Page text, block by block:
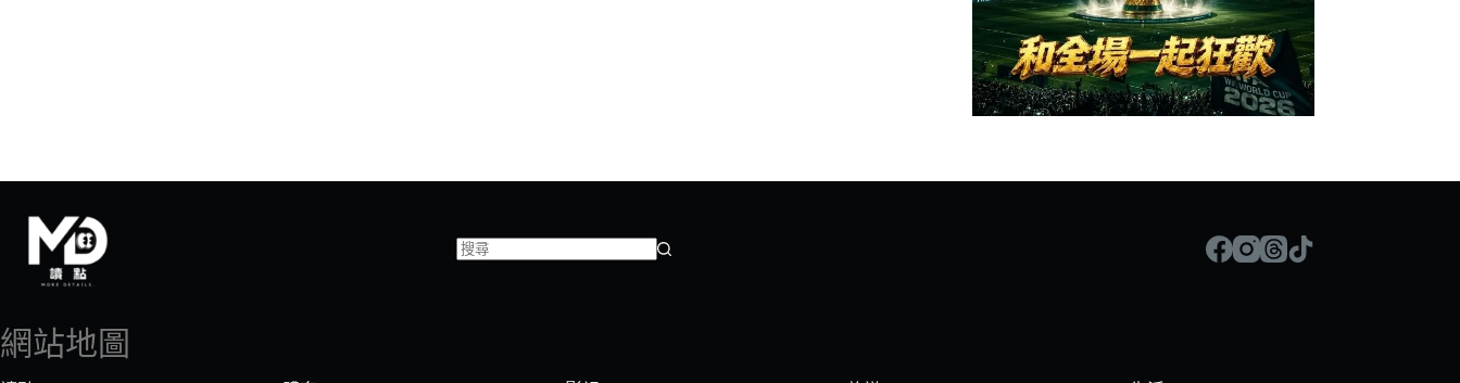
網站地圖